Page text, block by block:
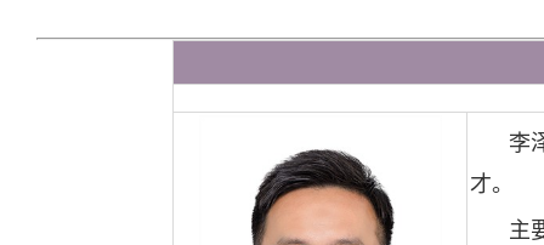
李
才。
主